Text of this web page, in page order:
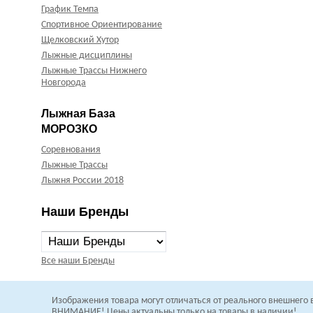
График Темпа
Спортивное Ориентирование
Щелковский Хутор
Лыжные дисциплины
Лыжные Трассы Нижнего
Новгорода
Лыжная База
МОРОЗКО
Соревнования
Лыжные Трассы
Лыжня России 2018
Наши Бренды
Все наши Бренды
Изображения товара могут отличаться отреального внешнего